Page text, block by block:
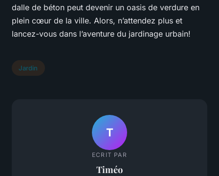
dalle de béton peut devenir un oasis de verdure en
plein cœur de la ville. Alors, n’attendez plus et
lancez-vous dans l’aventure du jardinage urbain!
Jardin
T
ECRIT PAR
Timéo